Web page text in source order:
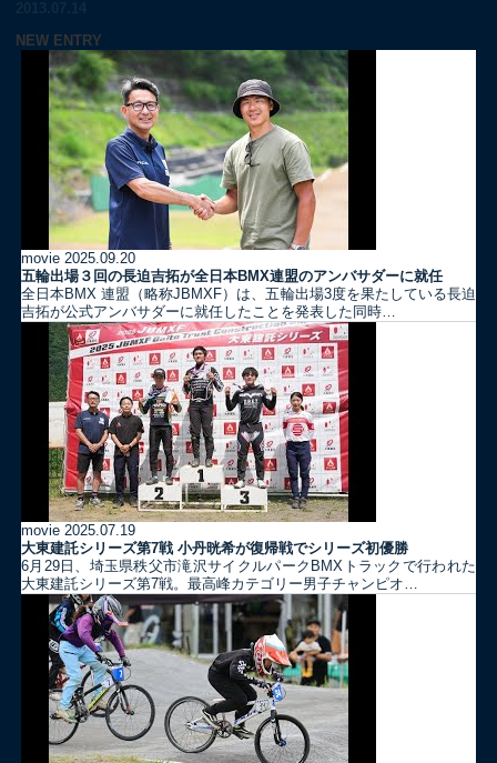
NEW ENTRY
movie 2025.09.20
五輪出場３回の長迫吉拓が全日本BMX連盟のアンバサダーに就任
全日本BMX 連盟（略称JBMXF）は、五輪出場3度を果たしている長迫
吉拓が公式アンバサダーに就任したことを発表した同時…
movie 2025.07.19
大東建託シリーズ第7戦 ⼩丹晄希が復帰戦でシリーズ初優勝
6月29日、埼玉県秩父市滝沢サイクルパークBMXトラックで行われた
大東建託シリーズ第7戦。最高峰カテゴリー男子チャンピオ…